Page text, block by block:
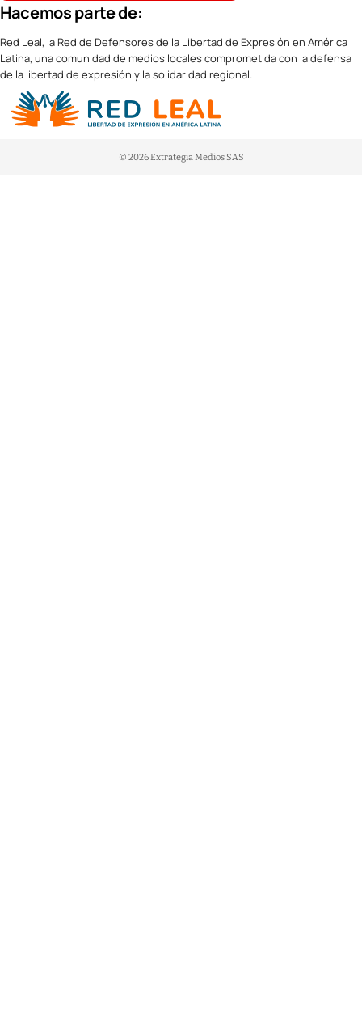
Hacemos parte de:
Red Leal, la Red de Defensores de la Libertad de Expresión en América
Latina, una comunidad de medios locales comprometida con la defensa
de la libertad de expresión y la solidaridad regional.
© 2026 Extrategia Medios SAS